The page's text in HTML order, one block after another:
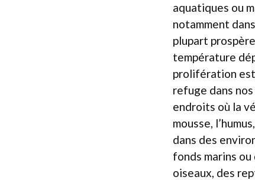
aquatiques ou
notamment
plupart
température
prolifération est
refuge dans
endroits où la
mousse,
dans des
fonds marins
oiseaux, des